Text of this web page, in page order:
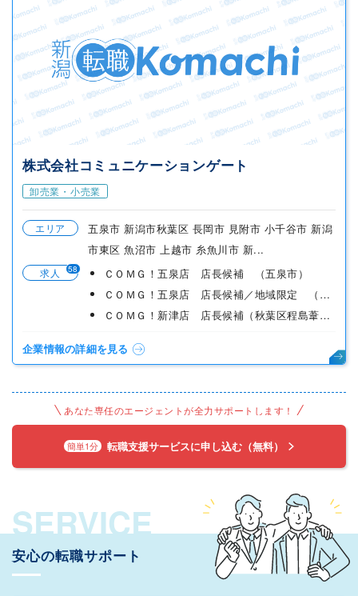
株式会社コミュニケーションゲート
卸売業・小売業
エリア
五泉市 新潟市秋葉区 長岡市 見附市 小千谷市 新潟
市東区 魚沼市 上越市 糸魚川市 新...
求人 58
ＣＯＭＧ！五泉店 店長候補 （五泉市）
ＣＯＭＧ！五泉店 店長候補／地域限定 （五泉市）
ＣＯＭＧ！新津店 店長候補（秋葉区程島葦の中）
企業情報の詳細を見る
あなた専任のエージェントが全力サポートします！
簡単1分 転職支援サービスに申し込む（無料）
SERVICE
安心の転職サポート